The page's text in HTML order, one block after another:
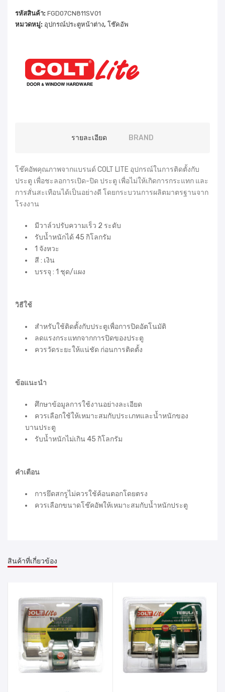
รหัสสินค้า: FGD07CN811SV01
หมวดหมู่: อุปกรณ์ประตูหน้าต่าง, โช๊คอัพ
รายละเอียด BRAND
โช๊คอัพคุณภาพจากแบรนด์ COLT LITE อุปกรณ์ในการติดตั้งกับ
ประตู เพื่อชะลอการเปิด-ปิด ประตู เพื่อไม่ให้เกิดการกระแทก และ
การสั่นสะเทือนได้เป็นอย่างดี โดยกระบวนการผลิตมาตรฐานจาก
โรงงาน
มีวาล์วปรับความเร็ว 2 ระดับ
รับน้ำหนักได้ 45 กิโลกรัม
1 จังหวะ
สี : เงิน
บรรจุ : 1 ชุด/แผง
วิธีใช้
สำหรับใช้ติดตั้งกับประตูเพื่อการปิดอัตโนมัติ
ลดแรงกระแทกจากการปิดของประตู
ควรวัดระยะให้แน่ชัด ก่อนการติดตั้ง
ข้อแนะนำ
ศึกษาข้อมูลการใช้งานอย่างละเอียด
ควรเลือกใช้ให้เหมาะสมกับประเภทและน้ำหนักของ
บานประตู
รับน้ำหนักไม่เกิน 45 กิโลกรัม
คำเตือน
การยึดสกรูไม่ควรใช้ค้อนตอกโดยตรง
ควรเลือกขนาดโช๊คอัพให้เหมาะสมกับน้ำหนักประตู
สินค้าที่เกี่ยวข้อง
รายการ
สินค้าที่
ชอบ
รายการ
สินค้าที่
ชอบ